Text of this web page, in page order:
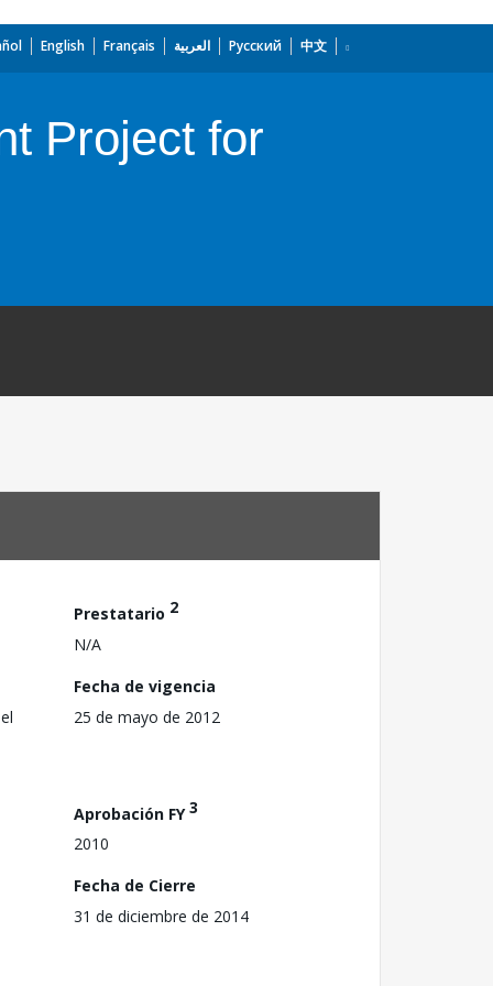
English Français العربية Русский 中文
Project for
Prestatario 2
N/A
Fecha de vigencia
25 de mayo de 2012
Aprobación FY3
2010
Fecha de Cierre
31 de diciembre de 2014